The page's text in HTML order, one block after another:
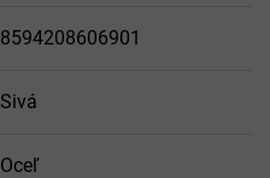
8594208606901
Sivá
Oceľ